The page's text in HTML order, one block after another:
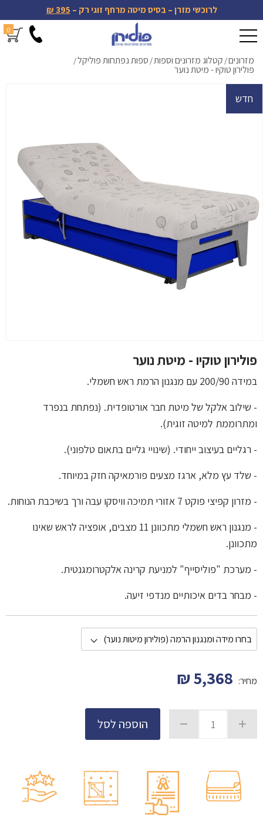
לרוכשי מזרן – בסיס מיטה מרחף זוגי רק – 395 ₪
0
מזרונים/ קטלוג מזרונים וספות/ ספות נפתחות פוליקל/
פולירון טוקיו - מיטת נוער
חדש
פולירון טוקיו - מיטת נוער
במידה 200/90 עם מנגנון הרמת ראש חשמלי.
- שילוב אלקל של מיטת חבר אורטופדית. (נפתחת בנפרד
ומתרוממת למיטה זוגית).
- רגליים בעיצוב ייחודי. (שינויי גליים בתאום טלפוני).
- שלד עץ מלא, ארגז מצעים פורמאיקה חזק במיוחד.
- מזרון קפיצי פוקט 7 אזורי תמיכה וויסקו עבה ורך בשיכבת הנוחות.
- מנגנון ראש חשמלי מתכוונן 11 מצבים, אופציה לראש שאינו
מתכוונן.
- מערכת "פוליסייף" למניעת קרינה אלקטרומגנטית.
- מבחר בדים איכותיים מנדפי זיעה.
מחיר: 5,368
₪
הוספה לסל